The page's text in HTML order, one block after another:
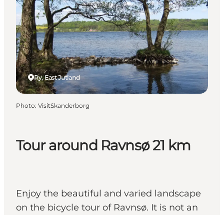
Quoi faire
Hébergements
Planifiez votre voyage
Tour around Ravnsø 21 km
Enjoy the beautiful and varied landscape
on the bicycle tour of Ravnsø. It is not an
Ry, East Jutland
Photo: VisitSkanderborg